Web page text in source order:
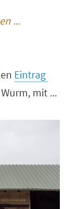
...
Eintrag
mit ...